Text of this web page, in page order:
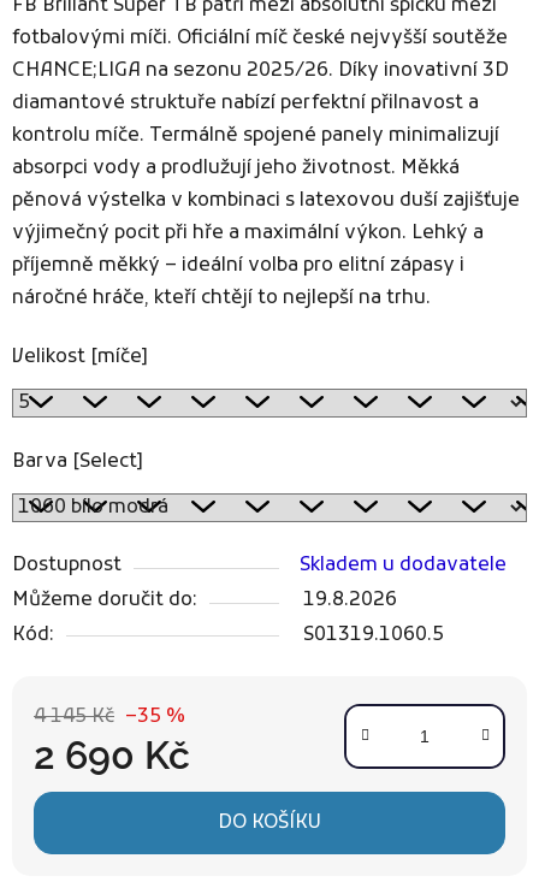
FB Brillant Super TB patří mezi absolutní špičku mezi
fotbalovými míči. Oficiální míč české nejvyšší soutěže
CHANCE;LIGA na sezonu 2025/26. Díky inovativní 3D
diamantové struktuře nabízí perfektní přilnavost a
kontrolu míče. Termálně spojené panely minimalizují
absorpci vody a prodlužují jeho životnost. Měkká
pěnová výstelka v kombinaci s latexovou duší zajišťuje
výjimečný pocit při hře a maximální výkon. Lehký a
příjemně měkký – ideální volba pro elitní zápasy i
náročné hráče, kteří chtějí to nejlepší na trhu.
Velikost [míče]
Barva [Select]
Dostupnost
Skladem u dodavatele
Můžeme doručit do:
19.8.2026
Kód:
S01319.1060.5
4 145 Kč –35 %
2 690 Kč
Měrná cena:
DO KOŠÍKU